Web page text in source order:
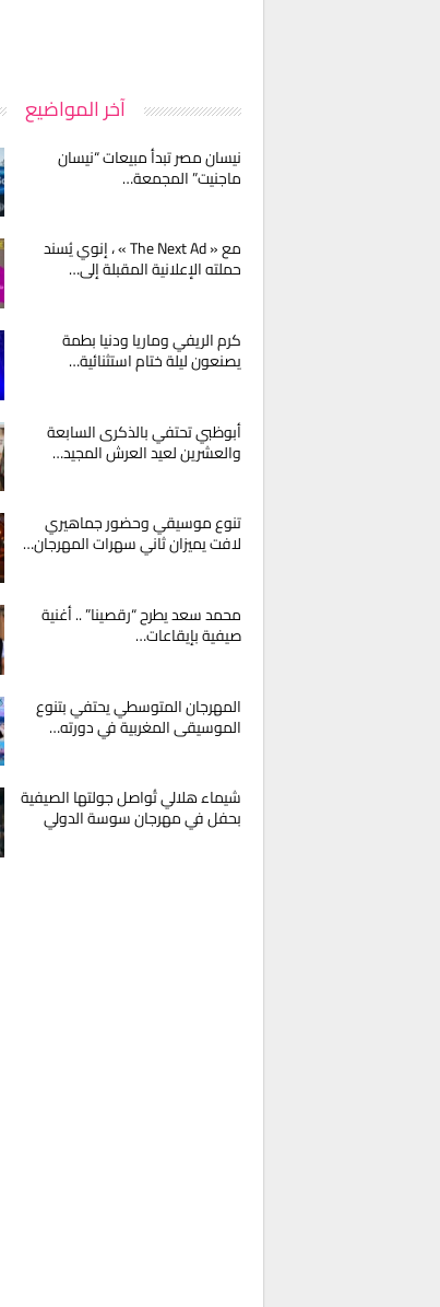
آخر المواضيع
نيسان مصر تبدأ مبيعات “نيسان
ماجنيت” المجمعة…
مع « The Next Ad » ، إنوي يُسند
حملته الإعلانية المقبلة إلى…
كرم الريفي وماريا ودنيا بطمة
يصنعون ليلة ختام استثنائية…
أبوظبي تحتفي بالذكرى السابعة
والعشرين لعيد العرش المجيد…
تنوع موسيقي وحضور جماهيري
لافت يميزان ثاني سهرات المهرجان…
محمد سعد يطرح “رقصينا” .. أغنية
صيفية بإيقاعات…
المهرجان المتوسطي يحتفي بتنوع
الموسيقى المغربية في دورته…
شيماء هلالي تُواصل جولتها الصيفية
بحفل في مهرجان سوسة الدولي